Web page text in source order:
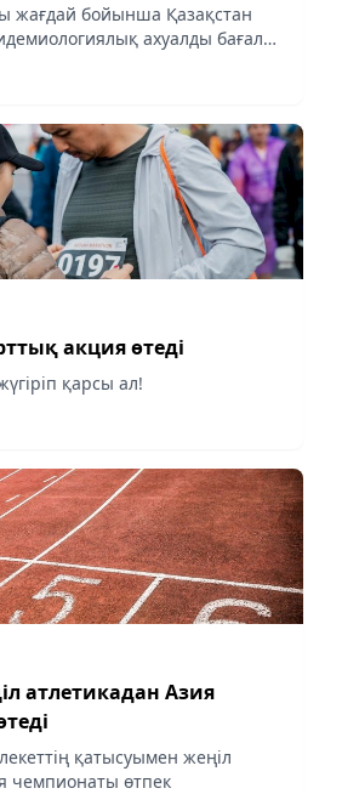
жағдай бойынша Қазақстан
ахуалды бағалау
деп хабарлайды Аlmaty-
акция өтеді
қарсы ал!
атлетикадан Азия
қатысуымен жеңіл
чемпионаты өтпек